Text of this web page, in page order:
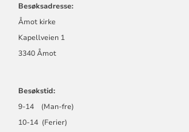
Besøksadresse:
Åmot kirke
Kapellveien 1
3340 Åmot
Besøkstid:
9-14 (Man-fre)
10-14 (Ferier)